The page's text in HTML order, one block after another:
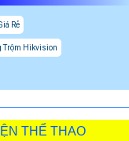
Rẻ
Trộm Hikvision
THỂ THAO